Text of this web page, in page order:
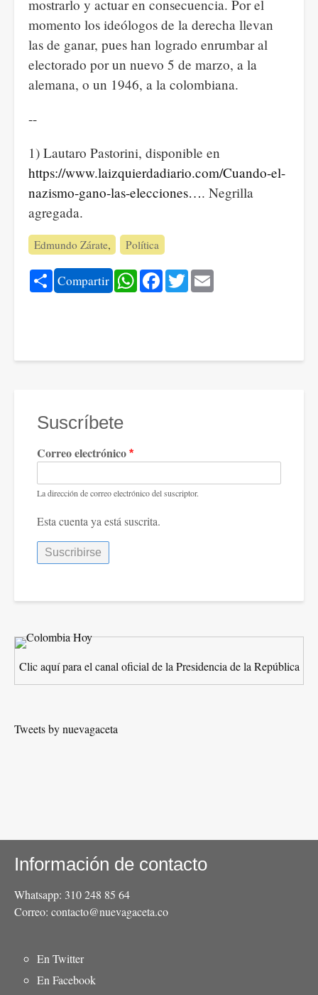
mostrarlo y actuar en consecuencia. Por el
momento los ideólogos de la derecha llevan
las de ganar, pues han logrado enrumbar al
electorado por un nuevo 5 de marzo, a la
alemana, o un 1946, a la colombiana.
--
1) Lautaro Pastorini, disponible en
https://www.laizquierdadiario.com/Cuando-el-
nazismo-gano-las-elecciones…. Negrilla
agregada.
Edmundo Zárate Política
Share
Compartir WhatsApp
Facebook
Twitter
Suscríbete
Correo electrónico
La dirección de correo electrónico del suscriptor.
Esta cuenta ya está suscrita.
Clic aquí para el canal oficial de la Presidencia de la República
Tweets by nuevagaceta
Información de contacto
Whatsapp: 310 248 85 64
Correo: contacto@nuevagaceta.co
Menú
del
En Twitter
En Facebook